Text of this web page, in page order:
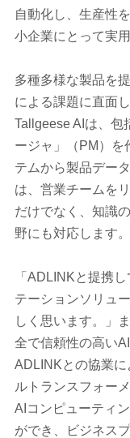
自動化し、生産性
小企業にとって実
多種多様な製品を
による課題に直面
Tallgeese AIは、包
ージャ」（PM）を
テムから製品デー
は、営業チームを
だけでなく、知識
野にも対応します。
「ADLINKと提携
テーションソリュ
しく思います。」
全で信頼性の高い
ADLINKとの協業
ルトランスフォー
AIコンピューティ
ができ、ビジネス